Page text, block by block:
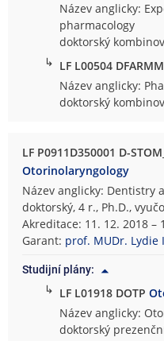
Název anglicky:
pharmacology
doktorský
↳ LF L00504 DFARMM
Název anglicky:
doktorský
LF P0911D350001 D-
Otorinolaryngology
Název anglicky: Dentistry
doktorský, 4 r., Ph.D.,
Akreditace: 11. 12. 2018 –
Garant: prof. MUDr. Lydie
Studijní plány:
↳ LF L01918 DOTP
Název anglicky:
doktorský